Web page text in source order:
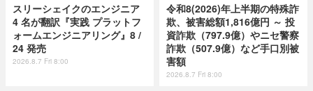
スリーシェイクのエンジニア
4 名が翻訳『実践 プラットフ
ォームエンジニアリング』8 /
24 発売
2026.8.7 Fri 8:00
令和8(2026)年上半期の特殊詐
欺、被害総額1,816億円 ～ 投
資詐欺（797.9億）やニセ警察
詐欺（507.9億）など手口別被
害額
2026.8.7 Fri 8:00